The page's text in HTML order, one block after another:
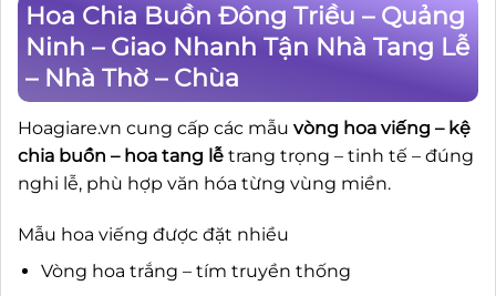
Hoa Chia Buồn Đông Triều – Quảng
Ninh – Giao Nhanh Tận Nhà Tang Lễ
– Nhà Thờ – Chùa
Hoagiare.vn cung cấp các mẫu vòng hoa viếng – kệ
chia buồn – hoa tang lễ trang trọng – tinh tế – đúng
nghi lễ, phù hợp văn hóa từng vùng miền.
Mẫu hoa viếng được đặt nhiều
Vòng hoa trắng – tím truyền thống